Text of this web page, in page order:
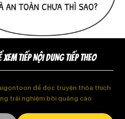
TIẾP NỘI DUNG TIẾP THEO
để đọc truyện thỏa thích
trải nghiệm bởi quảng cáo